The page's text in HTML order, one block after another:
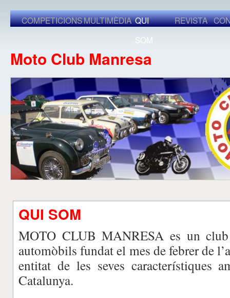
COMPETICIONSMULTIMÈDIA QUI
SOM
REVISTA
Moto Club Manresa
QUI SOM
MOTO CLUB MANRESA es un
automòbils fundat el mes de febrer de
entitat de les seves característiques
Catalunya.